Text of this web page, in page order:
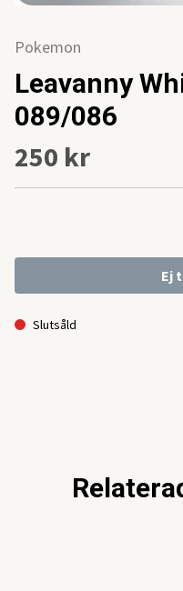
Pokemon
Leavanny
089/086
250 kr
Ej
Slutsåld